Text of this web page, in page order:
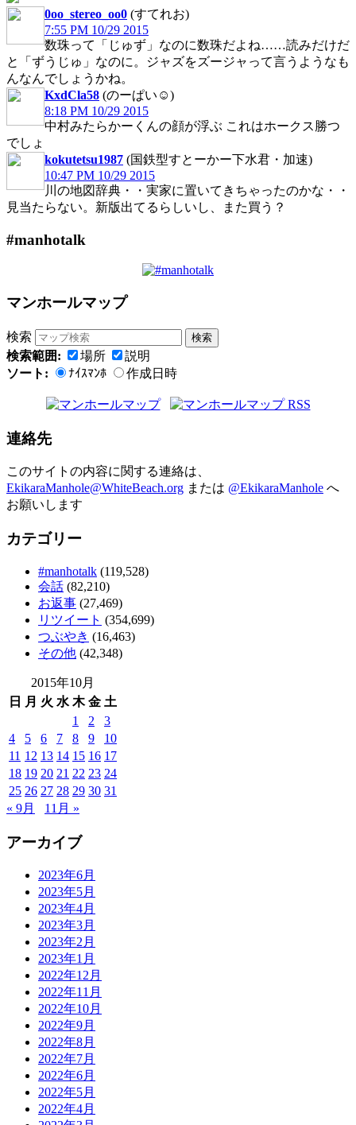
0oo_stereo_oo0 (すてれお)
7:55 PM 10/29 2015
数珠って「じゅず」なのに数珠だよね……読みだけだ
と「ずうじゅ」なのに。ジャズをズージャって言うようなも
んなんでしょうかね。
KxdCla58 (のーぱい☺︎)
8:18 PM 10/29 2015
中村みたらかーくんの顔が浮ぶ これはホークス勝つ
でしょ
kokutetsu1987 (国鉄型すとーかー下水君・加速)
10:47 PM 10/29 2015
川の地図辞典・・実家に置いてきちゃったのかな・・
見当たらない。新版出てるらしいし、また買う？
#manhotalk
マンホールマップ
検索
検索範囲:
場所
説明
ソート:
ﾅｲｽﾏﾝﾎ 作成日時
連絡先
このサイトの内容に関する連絡は、
EkikaraManhole@WhiteBeach.org または @EkikaraManhole へ
お願いします
カテゴリー
#manhotalk (119,528)
会話 (82,210)
お返事 (27,469)
リツイート (354,699)
つぶやき (16,463)
その他 (42,348)
2015年10月
日
月 火 水 木 金 土
1
2
3
4
5 6 7 8 9
10
11 12 13 14 15 16 17
18 19 20 21 22 23 24
25 26 27 28 29 30 31
« 9月
11月 »
アーカイブ
2023年6月
2023年5月
2023年4月
2023年3月
2023年2月
2023年1月
2022年12月
2022年11月
2022年10月
2022年9月
2022年8月
2022年7月
2022年6月
2022年5月
2022年4月